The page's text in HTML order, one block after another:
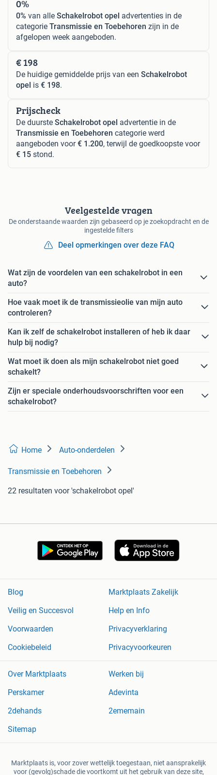
0%
0% van alle Schakelrobot opel advertenties in de
categorie Transmissie en Toebehoren zijn in de
afgelopen week aangeboden.
€ 198
De huidige gemiddelde prijs van een Schakelrobot
opel is € 198.
Prijscheck
De duurste Schakelrobot opel advertentie in de
Transmissie en Toebehoren categorie werd
aangeboden voor€ 1.200, terwijl de goedkoopste voor
€ 15 stond.
Veelgestelde vragen
De onderstaande waarden zijn gebaseerd op je zoekopdracht en de
ingestelde filters
Deel opmerkingen over deze FAQ
Wat zijn de voordelen van een schakelrobot in een
auto?
Hoe vaak moet ik de transmissieolie van mijn auto
controleren?
Kan ik zelf de schakelrobot installeren of heb ik daar
hulp bij nodig?
Wat moet ik doen als mijn schakelrobot niet goed
schakelt?
Zijn er speciale onderhoudsvoorschriften voor een
schakelrobot?
Home Auto-onderdelen
Transmissie en Toebehoren
22 resultaten voor 'schakelrobot opel'
Blog
Marktplaats Zakelijk
Veilig en Succesvol
Help en Info
Voorwaarden
Privacyverklaring
Cookiebeleid
Privacyvoorkeuren
Over Marktplaats
Werken bij
Perskamer
Adevinta
2dehands
2ememain
Sitemap
Marktplaats is, voor zover wettelijk toegestaan, niet aansprakelijk
voor (gevolg)schade die voortkomt uit het gebruik van deze site,